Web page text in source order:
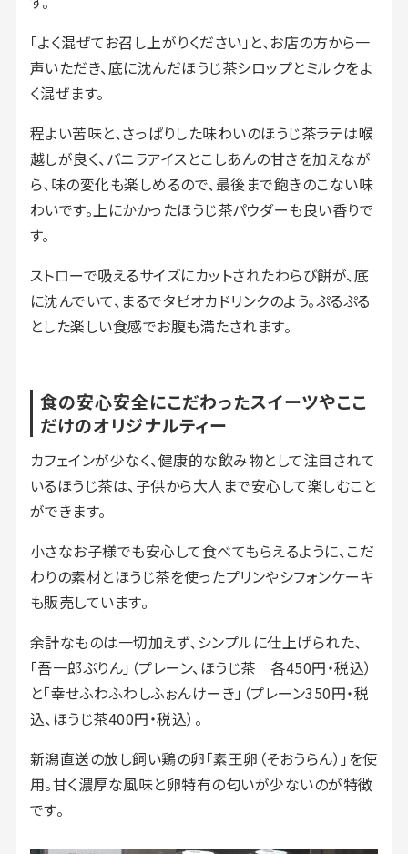
「よく混ぜてお召し上がりください」と、お店の方から一
声いただき、底に沈んだほうじ茶シロップとミルクをよ
く混ぜます。
程よい苦味と、さっぱりした味わいのほうじ茶ラテは喉
越しが良く、バニラアイスとこしあんの甘さを加えなが
ら、味の変化も楽しめるので、最後まで飽きのこない味
わいです。上にかかったほうじ茶パウダーも良い香りで
す。
ストローで吸えるサイズにカットされたわらび餅が、底
に沈んでいて、まるでタピオカドリンクのよう。ぷるぷる
とした楽しい食感でお腹も満たされます。
食の安心安全にこだわったスイーツやここ
だけのオリジナルティー
カフェインが少なく、健康的な飲み物として注目されて
いるほうじ茶は、子供から大人まで安心して楽しむこと
ができます。
小さなお子様でも安心して食べてもらえるように、こだ
わりの素材とほうじ茶を使ったプリンやシフォンケーキ
も販売しています。
余計なものは一切加えず、シンプルに仕上げられた、
「吾一郎ぷりん」（プレーン、ほうじ茶 各450円・税込）
と「幸せふわふわしふぉんけーき」（プレーン350円・税
込、ほうじ茶400円・税込）。
新潟直送の放し飼い鶏の卵「素王卵（そおうらん）」を使
用。甘く濃厚な風味と卵特有の匂いが少ないのが特徴
です。